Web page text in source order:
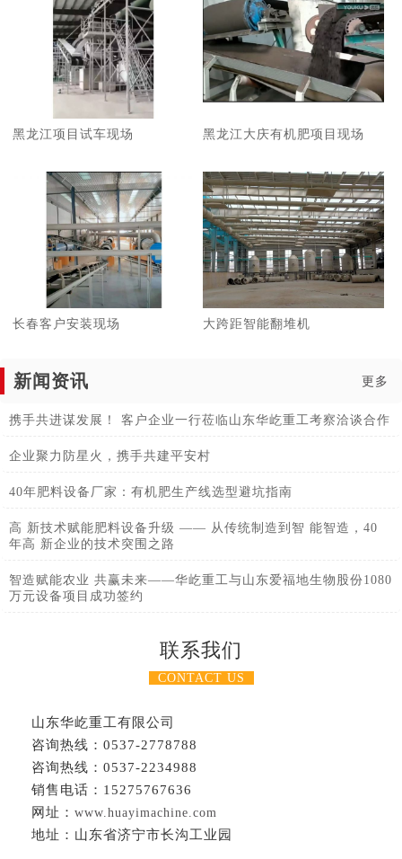
黑龙江项目试车现场 黑龙江大庆有机肥项目现场
长春客户安装现场 大跨距智能翻堆机
新闻资讯 更多
携手共进谋发展！ 客户企业一行莅临山东华屹重工考察洽谈合作
企业聚力防星火，携手共建平安村
40年肥料设备厂家：有机肥生产线选型避坑指南
高 新技术赋能肥料设备升级 —— 从传统制造到智 能智造，40
年高 新企业的技术突围之路
智造赋能农业 共赢未来——华屹重工与山东爱福地生物股份1080
万元设备项目成功签约
联系我们
CONTACT US
山东华屹重工有限公司
咨询热线：0537-2778788
咨询热线：0537-2234988
销售电话：15275767636
网址： www.huayimachine.com
地址：山东省济宁市长沟工业园